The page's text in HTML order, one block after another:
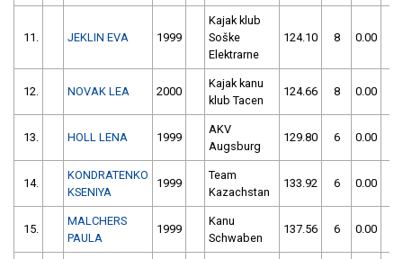
11. JEKLIN EVA 1999
Kajak klub
Soške
Elektrarne
124.10 8 0.00
12. NOVAK LEA 2000
Kajak kanu
klub Tacen
124.66 8 0.00
13. HOLL LENA 1999
AKV
Augsburg
129.80 6 0.00
14.
KONDRATENKO
KSENIYA
1999
Team
Kazachstan
133.92 6 0.00
15.
MALCHERS
PAULA
1999
Kanu
Schwaben
137.56 6 0.00